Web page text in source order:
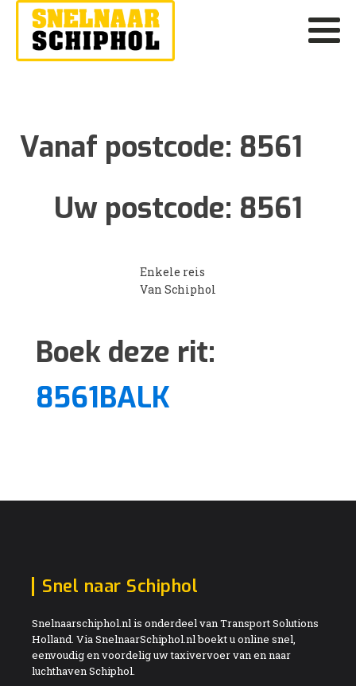
Vanaf postcode: 8561
Uw postcode: 8561
Enkele reis
Van Schiphol
Boek deze rit:
8561BALK
Snel naar Schiphol
Snelnaarschiphol.nl is onderdeel van Transport Solutions
Holland. Via SnelnaarSchiphol.nl boekt u online snel,
eenvoudig en voordelig uw taxivervoer van en naar
luchthaven Schiphol.